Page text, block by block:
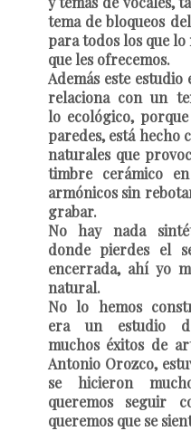
tema de bloqueos
para todos los que lo
que les ofrecemos.
Además este estudio
relaciona con un
lo ecológico,
paredes, está
naturales que
timbre cerámico
armónicos sin
grabar.
No hay nada
donde pierdes el
encerrada, ahí yo
natural.
No lo hemos
era un estudio
muchos éxitos de
Antonio Orozco,
se hicieron
queremos seguir
queremos que se